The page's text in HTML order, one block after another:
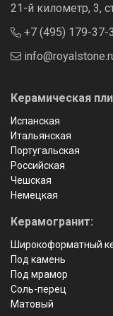
21-й километр, 3,
+7 (495) 179-37-
Керамическая
Испанская
Итальянская
Португальская
Российская
Чешская
Немецкая
Керамогранит:
Широкоформатный
Под камень
Под мрамор
Соль-перец
Матовый